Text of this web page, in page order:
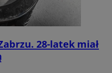
28-latek miał